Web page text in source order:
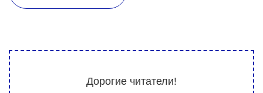
Дорогие читатели!